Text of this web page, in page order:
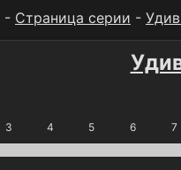
- Страница серии -
3 4 5 6 7